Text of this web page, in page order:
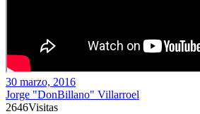
30 marzo, 2016
Jorge "DonBillano" Villarroel
2646Visitas